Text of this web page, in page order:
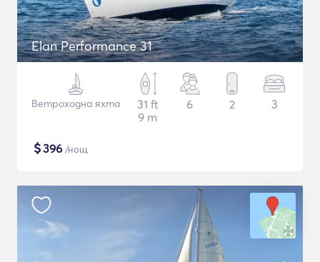
Elan Performance 31
Ветроходна яхта
31 ft
9 m
6 2 3
$396 /нощ